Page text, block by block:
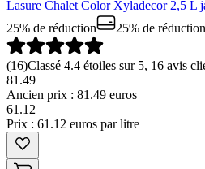
Lasure Chalet Color Xyladecor 2,5 L
25% de réduction
25% de réduction
(16)Classé 4.4 étoiles sur 5, 16 avis
81.49
Ancien prix : 81.49 euros
61 .12
Prix : 61.12 euros par litre